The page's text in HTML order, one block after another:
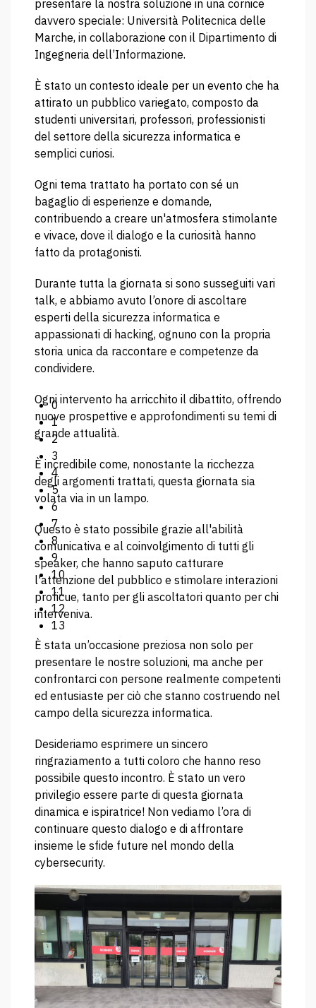
0
1
2
3
4
5
6
7
8
9
10
11
12
13
presentare la nostra soluzione in una cornice
davvero speciale: Università Politecnica delle
Marche, in collaborazione con il Dipartimento di
Ingegneria dell’Informazione.
È stato un contesto ideale per un evento che ha
attirato un pubblico variegato, composto da
studenti universitari, professori, professionisti
del settore della sicurezza informatica e
semplici curiosi.
Ogni tema trattato ha portato con sé un
bagaglio di esperienze e domande,
contribuendo a creare un'atmosfera stimolante
e vivace, dove il dialogo e la curiosità hanno
fatto da protagonisti.
Durante tutta la giornata si sono susseguiti vari
talk, e abbiamo avuto l’onore di ascoltare
esperti della sicurezza informatica e
appassionati di hacking, ognuno con la propria
storia unica da raccontare e competenze da
condividere.
Ogni intervento ha arricchito il dibattito, offrendo
nuove prospettive e approfondimenti su temi di
grande attualità.
È incredibile come, nonostante la ricchezza
degli argomenti trattati, questa giornata sia
volata via in un lampo.
Questo è stato possibile grazie all'abilità
comunicativa e al coinvolgimento di tutti gli
speaker, che hanno saputo catturare
l'attenzione del pubblico e stimolare interazioni
proficue, tanto per gli ascoltatori quanto per chi
interveniva.
È stata un’occasione preziosa non solo per
presentare le nostre soluzioni, ma anche per
confrontarci con persone realmente competenti
ed entusiaste per ciò che stanno costruendo nel
campo della sicurezza informatica.
Desideriamo esprimere un sincero
ringraziamento a tutti coloro che hanno reso
possibile questo incontro. È stato un vero
privilegio essere parte di questa giornata
dinamica e ispiratrice! Non vediamo l’ora di
continuare questo dialogo e di affrontare
insieme le sfide future nel mondo della
cybersecurity.